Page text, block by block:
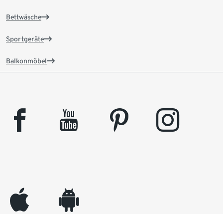
Bettwäsche
Sportgeräte
Balkonmöbel
facebook youtube pinterest instagram
appleinc android